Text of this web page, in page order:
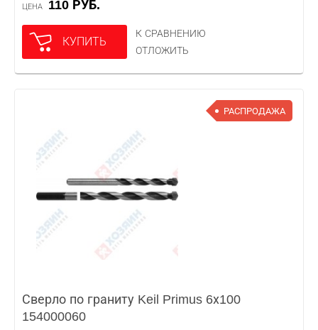
ЦЕНА 110 РУБ.
КУПИТЬ
К СРАВНЕНИЮ
ОТЛОЖИТЬ
РАСПРОДАЖА
Сверло по граниту Keil Primus 6х100
154000060